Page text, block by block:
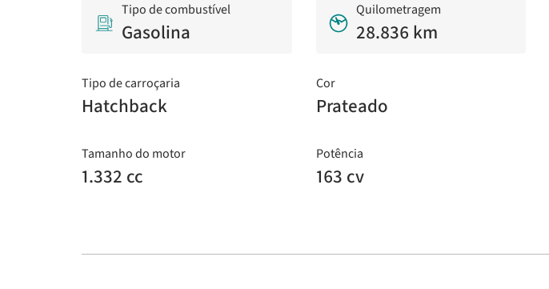
Tipo de combustível
Gasolina
Quilometragem
28.836 km
Tipo de carroçaria
Hatchback
Cor
Prateado
Tamanho do motor
1.332 cc
Potência
163 cv